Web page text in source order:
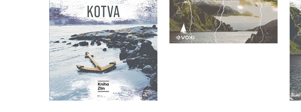
Do košíku
599 Kč
479 Kč